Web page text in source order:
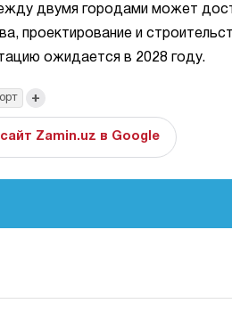
двумя городами может
проектирование и
ожидается в 2028 году.
+
Zamin.uz в Google